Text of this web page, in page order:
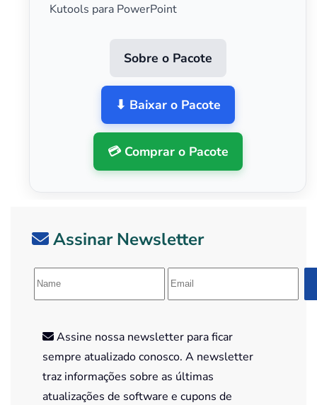
Kutools para PowerPoint
Sobre o Pacote
⬇ Baixar o Pacote
💳 Comprar o Pacote
Assinar Newsletter
Assine nossa newsletter para ficar
sempre atualizado conosco. A newsletter
traz informações sobre as últimas
atualizações de software e cupons de